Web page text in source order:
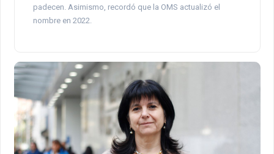
padecen. Asimismo, recordó que la OMS actualizó el
nombre en 2022.